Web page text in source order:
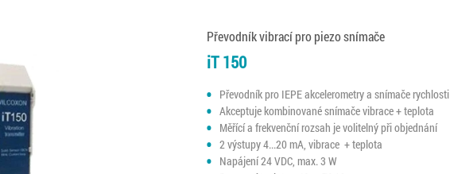
Převodník vibrací pro piezo snímače
iT 150
Převodník pro IEPE akcelerometry a snímače rychlosti
Akceptuje kombinované snímače vibrace + teplota
Měřící a frekvenční rozsah je volitelný při objednání
2 výstupy 4...20 mA, vibrace + teplota
Napájení 24 VDC, max. 3 W